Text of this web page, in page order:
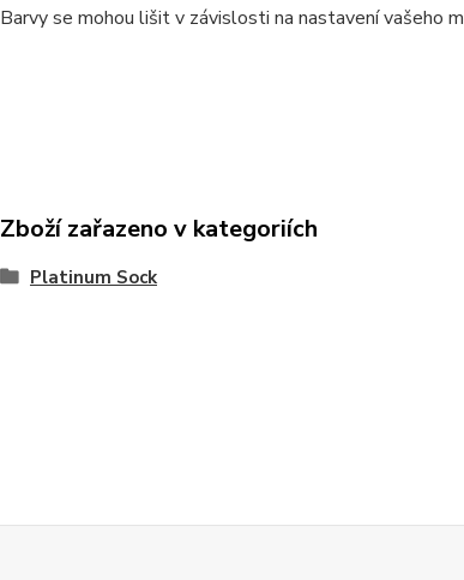
Barvy se mohou lišit v závislosti na nastavení vašeho
Zboží zařazeno v kategoriích
Platinum Sock